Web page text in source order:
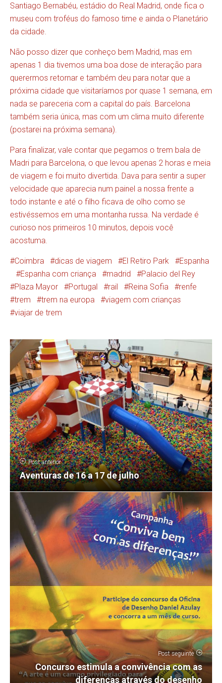
Santiago Bernabéu, estádio do Real Madrid, onde fica o
museu com troféus do famoso time e ainda o Planetário
da cidade.
Não posso dizer que conheço bem Madrid, mas em
apenas 1 dia tivemos uma boa dose de interação para
querermos retornar e também deu para notar que a
próxima cidade que visitaríamos por quase 1 semana, em
nada se pareceria com a capital do país. Barcelona
também seria única, mas com um clima muito diferente
(postarei na próxima semana).
Para finalizar, vale contar que pegamos o trem bala de
Madri para Barcelona, o que levou apenas 2 horas e meia
de viagem e foi muito divertida. Dava para sentir a super
velocidade que aparecia num painel a nossa frente a
todo instante e até o filho ficava de olho como se
estivéssemos em uma montanha russa. Na verdade é
curioso nos primeiros 10 minutos, depois você
acostuma.
Coimbra dicas de viagem El Retiro Park
Espanha
Espanha com criança
madrid
Palacio del Rey
Plaza Mayor
Portugal rail Reina Sofia
renfe
trem
trem na europa
viagem com crianças
viajar de trem
Post anterior
Aventuras de 16 a 17 de julho
Post seguinte
Concurso estimula a convivência com as
diferenças através do desenho